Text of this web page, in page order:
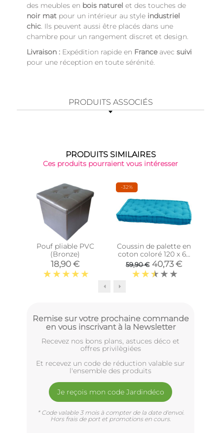
des meubles en bois naturel et des touches de
noir mat pour un intérieur au style industriel
chic. Ils peuvent aussi être placés dans une
chambre pour un rangement discret et design.
Livraison : Expédition rapide en Franceavec suivi
pour une réception en toute sérénité.
PRODUITS ASSOCIÉS
PRODUITS SIMILAIRES
Ces produits pourraient vous intéresser
Pouf pliable PVC
(Bronze)
18,90 €
-32%
Coussin de palette en
coton coloré 120 x 60
cm (Turquoise)
59,90 € 40,73 €
Remise sur votre prochaine commande
en vous inscrivant à la Newsletter
Recevez nos bons plans, astuces déco et
offres privilègiées
Et recevez un code de réduction valable sur
l'ensemble des produits
Je reçois mon code Jardindéco
* Code valable 3 mois à compter de la date d'envoi.
Hors frais de port et promotions en cours.